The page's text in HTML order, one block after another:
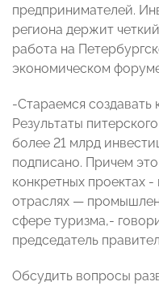
предпринимателей.
региона держит
работа на
экономическом
-Стараемся
Результаты
более 21 млрд
подписано. Причем
конкретных проектах
отраслях —
сфере туризма,-
председатель
Обсудить вопросы